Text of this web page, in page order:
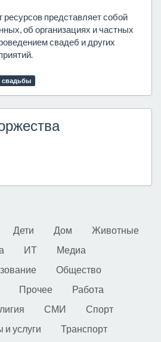
ресурсов представляет собой
об организациях и частных
свадеб и других
свадьбы
Дети Дом
Животные
ИТ
Медиа
Общество
Прочее
Работа
СМИ
Спорт
и услуги
Транспорт